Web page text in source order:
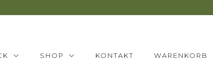
SHOP KONTAKT WARENKORB